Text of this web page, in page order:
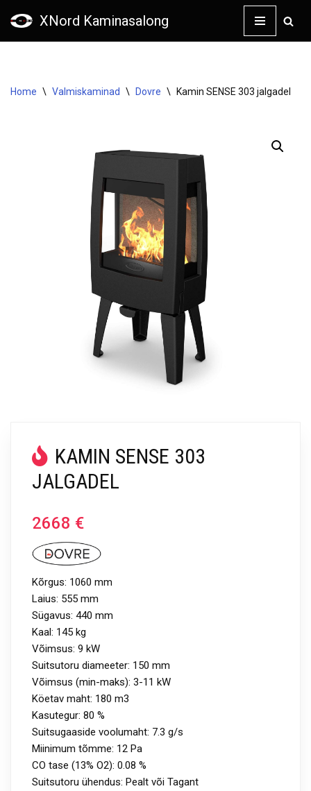
XNord Kaminasalong
Home \ Valmiskaminad \ Dovre \ Kamin SENSE 303 jalgadel
KAMIN SENSE 303
JALGADEL
2668 €
Kõrgus: 1060 mm
Laius: 555 mm
Sügavus: 440 mm
Kaal: 145 kg
Võimsus: 9 kW
Suitsutoru diameeter: 150 mm
Võimsus (min-maks): 3-11 kW
Köetav maht: 180 m3
Kasutegur: 80 %
Suitsugaaside voolumaht: 7.3 g/s
Miinimum tõmme: 12 Pa
CO tase (13% O2): 0.08 %
Suitsutoru ühendus: Pealt või Tagant